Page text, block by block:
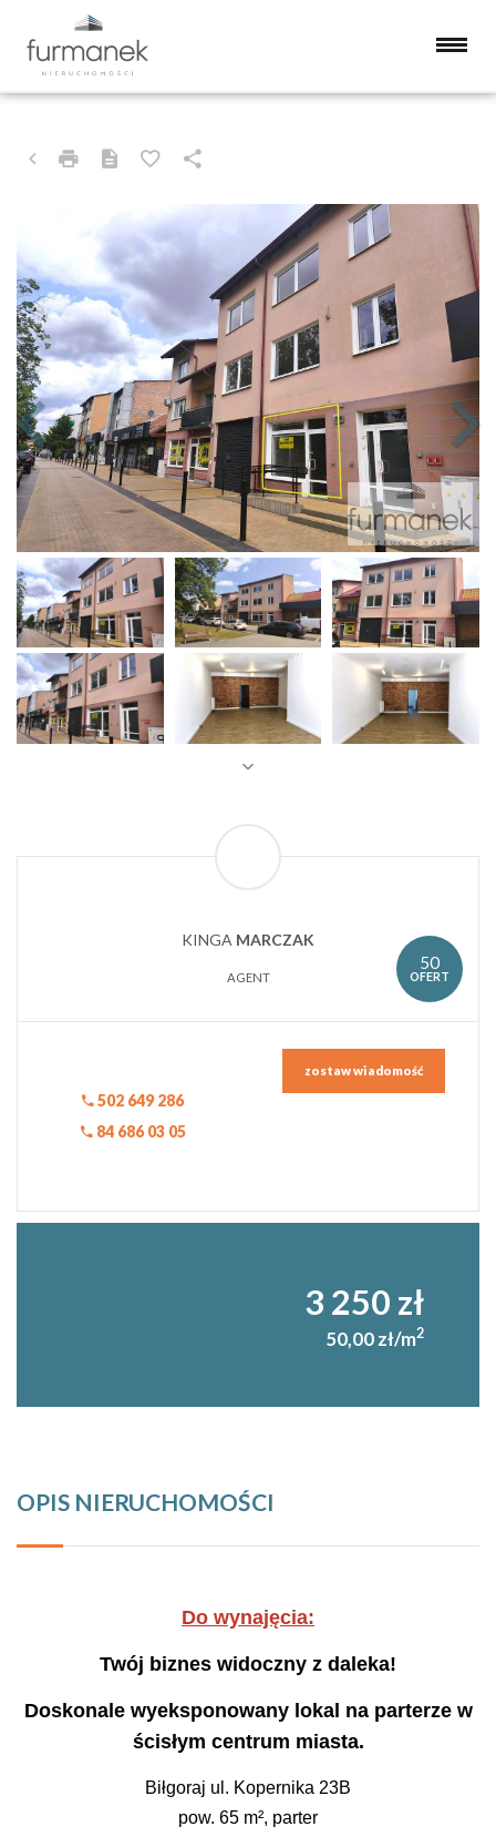
BIŁGORAJ
LOKAL NA WYNAJEM
50
OFERT
KINGA MARCZAK
AGENT
502 649 286
84 686 03 05
zostaw wiadomość
3 250 zł
50,00 zł/m2
OPIS NIERUCHOMOŚCI
Do wynajęcia:
Twój biznes widoczny z daleka!
Doskonale wyeksponowany lokal na parterze w
ścisłym centrum miasta.
Biłgoraj ul. Kopernika 23B
pow. 65 m², parter